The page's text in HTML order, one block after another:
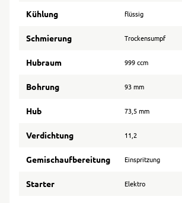
Kühlung flüssig
Schmierung Trockensumpf
Hubraum 999 ccm
Bohrung 93 mm
Hub 73,5 mm
Verdichtung 11,2
Gemischaufbereitung Einspritzung
Starter Elektro